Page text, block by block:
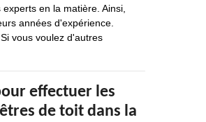
en la matière. Ainsi,
années d'expérience.
vous voulez d'autres
effectuer les
de toit dans la